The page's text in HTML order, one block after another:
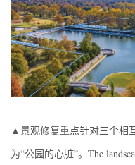
▲景观修复重点针对三个相
为“公园的心脏”。The